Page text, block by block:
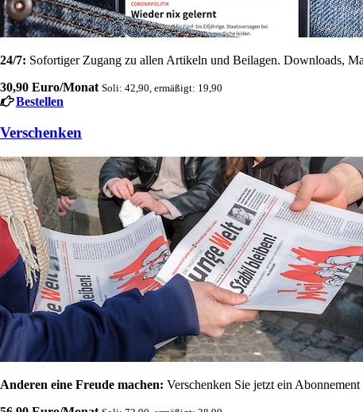
24/7: Sofortiger Zugang zu allen Artikeln und Beilagen. Downloads,
30,90 Euro/Monat Soli: 42,90, ermäßigt: 19,90
Bestellen
Verschenken
Anderen eine Freude machen: Verschenken Sie jetzt ein Abonnement